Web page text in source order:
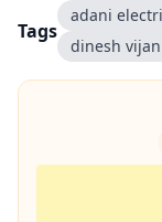
Tags
adani
dinesh vijan